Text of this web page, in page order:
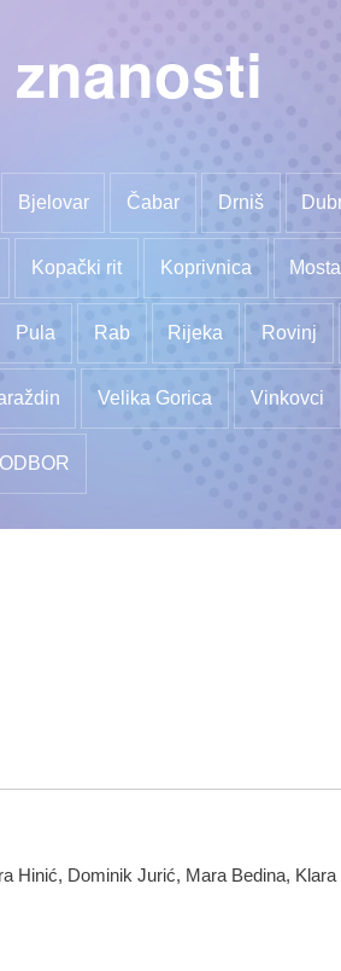
Bjelovar Čabar Drniš
Kopački rit Koprivnica
Pula Rab Rijeka Rovinj
Velika Gorica Vinkovci
Hinić, Dominik Jurić, Mara Bedina,